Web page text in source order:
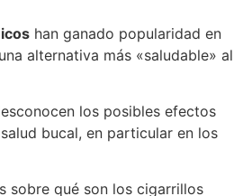
han ganado popularidad en
alternativa más «saludable» al
los posibles efectos
bucal, en particular en los
sobre qué son los cigarrillos